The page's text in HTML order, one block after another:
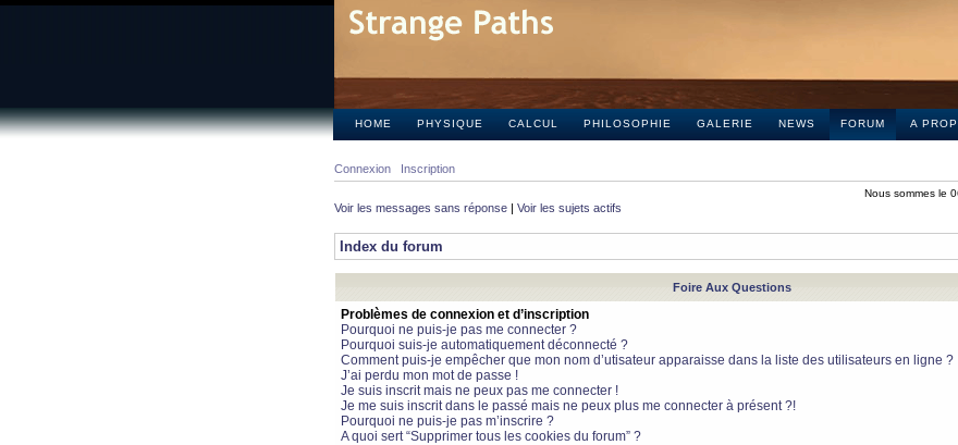
HOME PHYSIQUE CALCUL PHILOSOPHIE GALERIE NEWS FORUM A
Connexion Inscription
Nous sommes le
Voir les messages sans réponse | Voir les sujets actifs
Index du forum
Foire Aux Questions
Problèmes de connexion et d’inscription
Pourquoi ne puis-je pas me connecter ?
Pourquoi suis-je automatiquement déconnecté ?
Comment puis-je empêcher que mon nom d’utisateur apparaisse dans la liste des utilisateurs en ligne ?
J’ai perdu mon mot de passe !
Je suis inscrit mais ne peux pas me connecter !
Je me suis inscrit dans le passé mais ne peux plus me connecter à présent ?!
Pourquoi ne puis-je pas m’inscrire ?
A quoi sert “Supprimer tous les cookies du forum” ?